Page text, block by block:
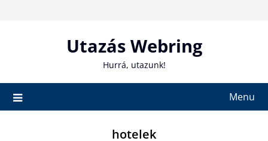
Utazás Webring
Hurrá, utazunk!
Menu
hotelek